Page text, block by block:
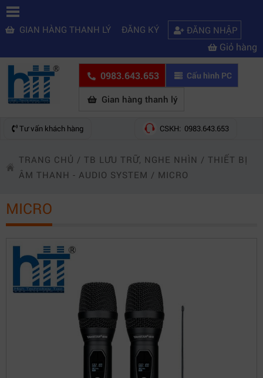
GIAN HÀNG THANH LÝ ĐĂNG KÝ ĐĂNG NHẬP
Giỏ hàng
0983.643.653 Cấu hình PC
Gian hàng thanh lý
Tư vấn khách hàng CSKH: 0983.643.653
TRANG CHỦ / TB LƯU TRỮ, NGHE NHÌN / THIẾT BỊ
ÂM THANH - AUDIO SYSTEM / MICRO
MICRO